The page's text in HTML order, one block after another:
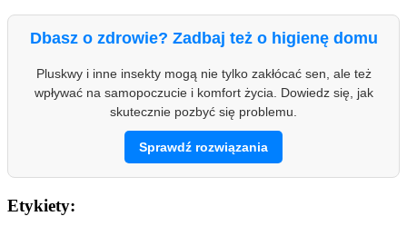
Dbasz o zdrowie? Zadbaj też o higienę domu
Pluskwy i inne insekty mogą nie tylko zakłócać sen, ale też
wpływać na samopoczucie i komfort życia. Dowiedz się, jak
skutecznie pozbyć się problemu.
Sprawdź rozwiązania
Etykiety: